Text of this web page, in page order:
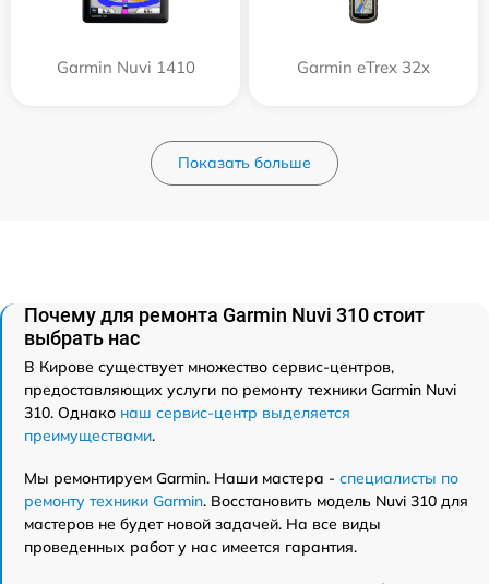
Garmin Nuvi 1410 Garmin eTrex 32x
Показать больше
Почему для ремонта Garmin Nuvi 310 стоит
выбрать нас
В Кирове существует множество сервис-центров,
предоставляющих услуги по ремонту техники Garmin Nuvi
310. Однако наш сервис-центр выделяется
преимуществами.
Мы ремонтируем Garmin. Наши мастера - специалисты по
ремонту техники Garmin. Восстановить модель Nuvi 310 для
мастеров не будет новой задачей. На все виды
проведенных работ у нас имеется гарантия.